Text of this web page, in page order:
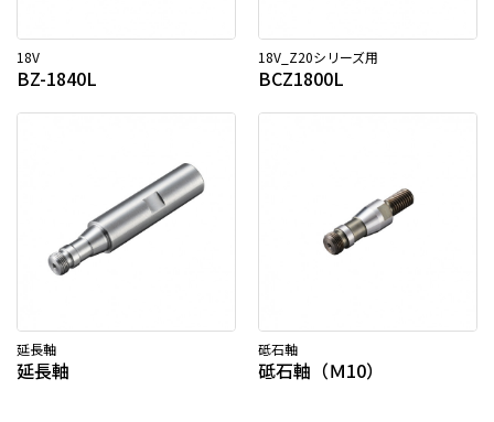
18V
BZ-1840L
18V_Z20シリーズ用
BCZ1800L
延長軸
延長軸
砥石軸
砥石軸（Ｍ10）